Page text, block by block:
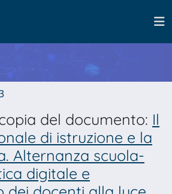
del documento: Il
di istruzione e la
Alternanza scuola-
digitale e